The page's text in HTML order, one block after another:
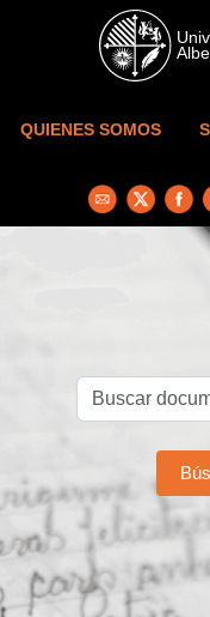
Skip to main content
QUIENES SOMOS